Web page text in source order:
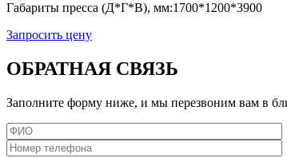
Габариты пресса (Д*Г*В), мм:1700*1200*3900
Запросить цену
ОБРАТНАЯ СВЯЗЬ
Заполните форму ниже, и мы перезвоним вам в